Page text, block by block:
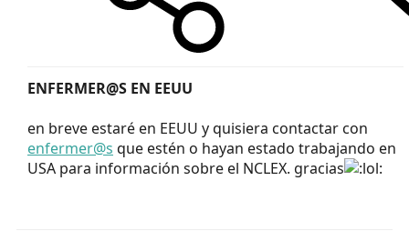
ENFERMER@S EN EEUU
en breve estaré en EEUU y quisiera contactar con
enfermer@s que estén o hayan estado trabajando en
USA para información sobre el NCLEX. gracias